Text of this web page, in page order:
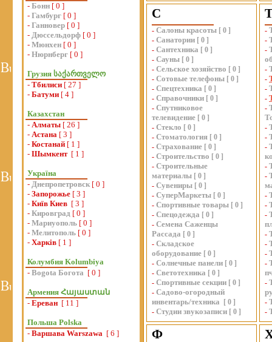
- Бонн [ 0 ]
- Гамбург [ 0 ]
- Ганновер [ 0 ]
- Дюссельдорф [ 0 ]
- Мюнхен [ 0 ]
- Нюрнберг [ 0 ]
Грузия საქართველო
- Тбилиси [ 27 ]
- Батуми [ 4 ]
Казахстан
- Алматы [ 26 ]
- Астана [ 3 ]
- Костанай [ 1 ]
- Шымкент [ 1 ]
Україна
- Днепропетровск [ 0 ]
- Запорожье [ 3 ]
- Київ Киев [ 3 ]
- Кировград [ 0 ]
- Мариуополь [ 0 ]
- Мелитополь [ 0 ]
- Харків [ 1 ]
Колумбия Kolumbiya
- Bogota Богота [ 0 ]
Армения Հայաստան
- Ереван [ 11 ]
Польша Polska
- Варшава Warszawa [ 6 ]
С
- Салоны красоты [ 0 ]
- Санатории [ 0 ]
- Сантехника [ 0 ]
- Сауны [ 0 ]
- Сельское хозяйство [ 0 ]
- Сотовые телефоны [ 0 ]
- Спецтехника [ 0 ]
- Справочники [ 0 ]
- Спутниковое
телевидение [ 0 ]
- Стекло [ 0 ]
- Стоматология [ 0 ]
- Страхование [ 0 ]
- Строительство [ 0 ]
- Строительные
материалы [ 0 ]
- Сувениры [ 0 ]
- СуперМаркеты [ 0 ]
- Спортивные товары [ 0 ]
- Спецодежда [ 0 ]
- Семена Саженцы
Рассада [ 0 ]
- Складское
оборудование [ 0 ]
- Солнечные панели [ 0 ]
- Светотехника [ 0 ]
- Спортивные секции [ 0 ]
- Садово-огородный
инвентарь/техника
[ 0 ]
- Студии звукозаписи [ 0 ]
-
-
-
-
-
-
-
-
-
-
-
-
-
-
-
-
-
-
-
-
-
-
-
Ф